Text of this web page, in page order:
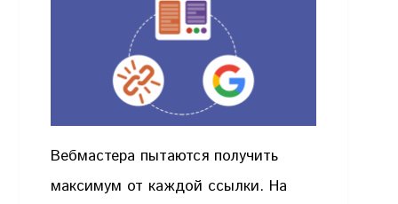
Вебмастера пытаются получить
максимум от каждой ссылки. На